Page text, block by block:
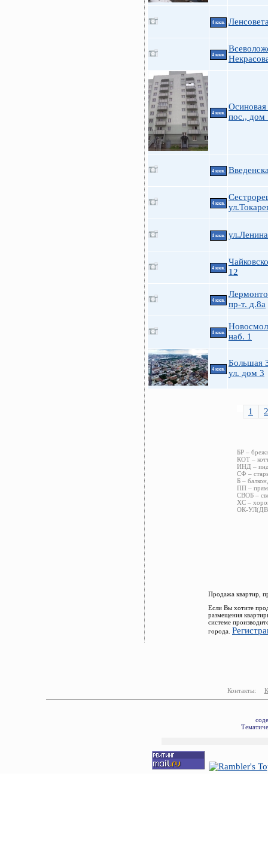
4 ккв.
4 ккв.
4 ккв.
пос., дом
4 ккв.
4 ккв.
4 ккв.
4 ккв.
12
4 ккв.
пр-т. д.8а
4 ккв.
наб. 1
4 ккв.
Большая
ул. дом 3
1 2
БР –
КОТ –
ИНД –
СФ –
Б –
ПП –
СВОБ –
ХС –
ОК-УЛ(ДВ)
Продажа квартир,
Если Вы хотите
размещения
системе
города.
Контакты: